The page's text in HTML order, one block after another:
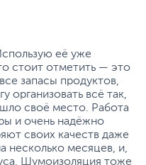
её уже
стоит отметить — это
запасы продуктов,
организовать всё так,
своё место. Работа
и очень надёжно
своих качеств даже
несколько месяцев, и,
Шумоизоляция тоже